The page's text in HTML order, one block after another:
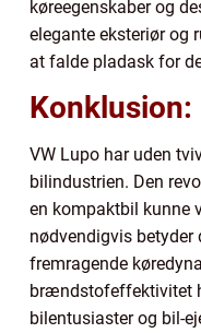
køreegenskaber og
elegante eksteriør og
at falde pladask for
Konklusion:
VW Lupo har uden
bilindustrien. Den
en kompaktbil kunne
nødvendigvis
fremragende
brændstofeffektivitet
bilentusiaster og bil-